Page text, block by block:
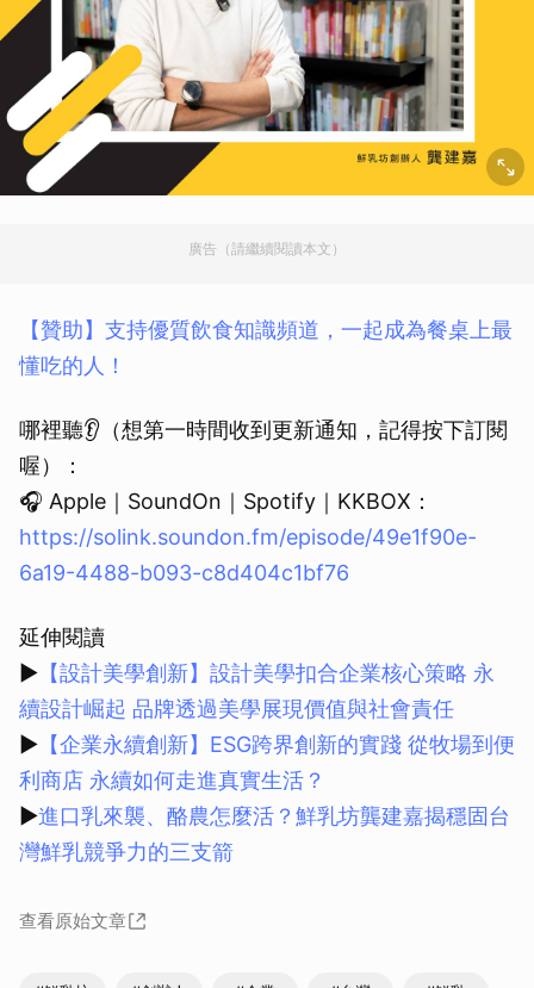
廣告（請繼續閱讀本文）
【贊助】支持優質飲食知識頻道，一起成為餐桌上最
懂吃的人！
哪裡聽👂（想第一時間收到更新通知，記得按下訂閱
喔）：
🎧 Apple｜SoundOn｜Spotify｜KKBOX：
https://solink.soundon.fm/episode/49e1f90e-
6a19-4488-b093-c8d404c1bf76
延伸閱讀
▶ 【設計美學創新】設計美學扣合企業核心策略 永
續設計崛起 品牌透過美學展現價值與社會責任
▶ 【企業永續創新】ESG跨界創新的實踐 從牧場到便
利商店 永續如何走進真實生活？
▶進口乳來襲、酪農怎麼活？鮮乳坊龔建嘉揭穩固台
灣鮮乳競爭力的三支箭
查看原始文章